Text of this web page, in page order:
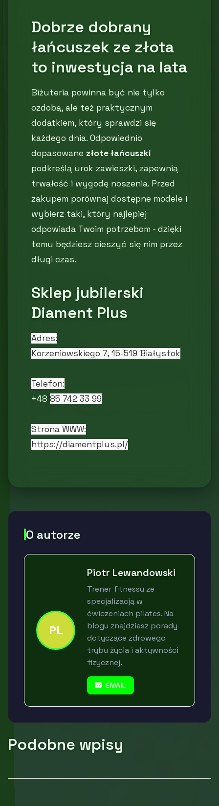
Dobrze dobrany
łańcuszek ze złota
to inwestycja na lata
Biżuteria powinna być nie tylko
ozdobą, ale też praktycznym
dodatkiem, który sprawdzi się
każdego dnia. Odpowiednio
dopasowane złote łańcuszki
podkreślą urok zawieszki, zapewnią
trwałość i wygodę noszenia. Przed
zakupem porównaj dostępne modele i
wybierz taki, który najlepiej
odpowiada Twoim potrzebom - dzięki
temu będziesz cieszyć się nim przez
długi czas.
Sklep jubilerski
Diament Plus
Adres:
Korzeniowskiego 7, 15-519 Białystok
Telefon:
+48 85 742 33 99
Strona WWW:
https://diamentplus.pl/
O autorze
PL
Piotr Lewandowski
Trener fitnessu ze
specjalizacją w
ćwiczeniach pilates. Na
blogu znajdziesz porady
dotyczące zdrowego
trybu życia i aktywności
fizycznej.
EMAIL
Podobne wpisy